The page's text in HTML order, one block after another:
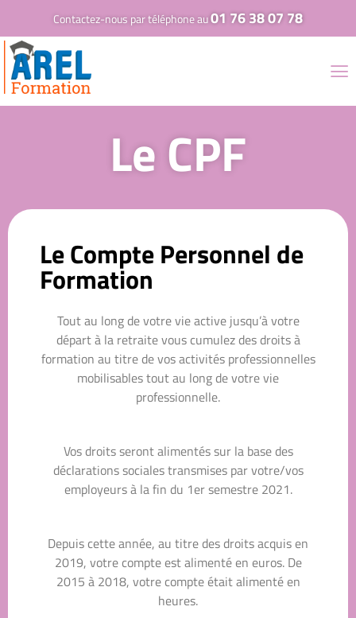
Contactez-nous par téléphone au01 76 38 07 78
Le CPF
Le Compte Personnel de
Formation
Tout au long de votre vie active jusqu’à votre
départ à la retraite vous cumulez des droits à
formation au titre de vos activités professionnelles
mobilisables tout au long de votre vie
professionnelle.
Vos droits seront alimentés sur la base des
déclarations sociales transmises par votre/vos
employeurs à la fin du 1er semestre 2021.
Depuis cette année, au titre des droits acquis en
2019, votre compte est alimenté en euros. De
2015 à 2018, votre compte était alimenté en
heures.